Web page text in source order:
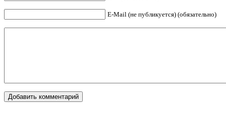
E-Mail (не публикуется) (обязательно)